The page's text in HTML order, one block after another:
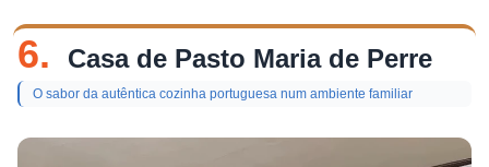
6. Casa de Pasto Maria de Perre
O sabor da autêntica cozinha portuguesa num ambiente familiar